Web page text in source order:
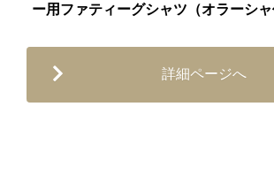
ー用ファティーグシャツ（オラーシャ
詳細ページへ